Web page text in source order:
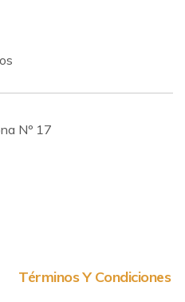
Nº 17
Términos Y Condiciones